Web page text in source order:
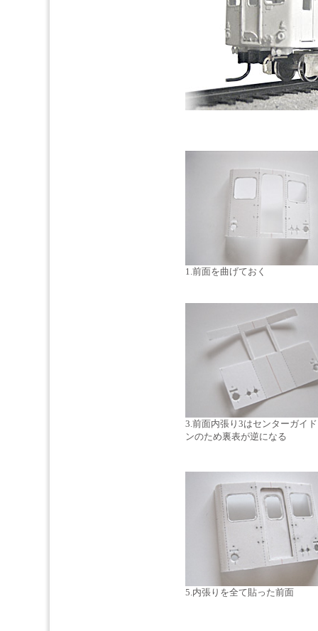
1.前面を曲げておく
3.前面内張り3はセンターガイ
ンのため裏表が逆になる
5.内張りを全て貼った前面